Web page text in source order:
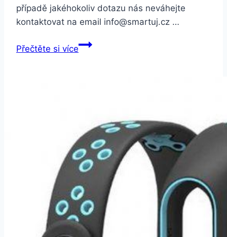
případě jakéhokoliv dotazu nás neváhejte
kontaktovat na email info@smartuj.cz …
Přečtěte si víceSmartuj
barvy
CB000091
Barva:
Oranžová